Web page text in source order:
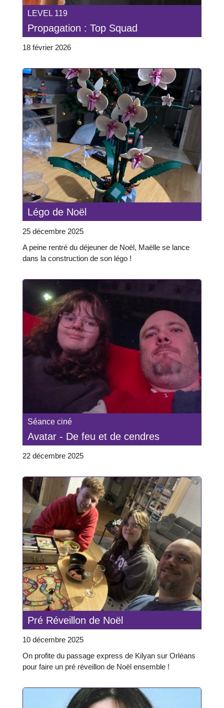
LEVEL 119
Propagation : Top Squad
18 février 2026
Légo de Noël
25 décembre 2025
A peine rentré du déjeuner de Noël, Maëlle se lance
dans la construction de son légo !
Séance ciné
Avatar - De feu et de cendres
22 décembre 2025
Pré Réveillon de Noël
10 décembre 2025
On profite du passage express de Kilyan sur Orléans
pour faire un pré réveillon de Noël ensemble !